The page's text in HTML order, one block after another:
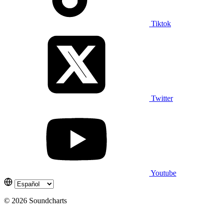
Tiktok
Twitter
Youtube
© 2026 Soundcharts